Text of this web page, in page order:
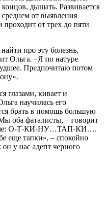
концов, дышать. Развивается
среднем от выявления
от трех до пяти
про эту болезнь,
Ольга. –Я по натуре
Предпочитаю потом
глазами, кивает и
научилась его
брать в помощь большую
оба фаталисты, – говорит
О-Т-КИ-НУ…ТАП-КИ….
еще тапки», – спокойно
у нас адепт черного